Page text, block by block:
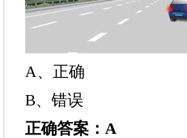
A、正确
B、错误
正确答案：A